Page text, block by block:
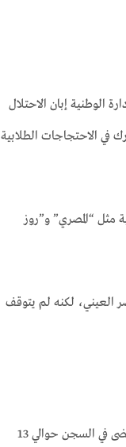
إبان الاحتلال
في الاحتجاجات الطلابية
“المصري” و”روز
في قصر العيني، لكنه لم يتوقف
اعتقل يوسف إدريس عام 1954 لأسباب سياسية ومعارضة لاتفاقية النقل. وقضى في السجن حوالي 13